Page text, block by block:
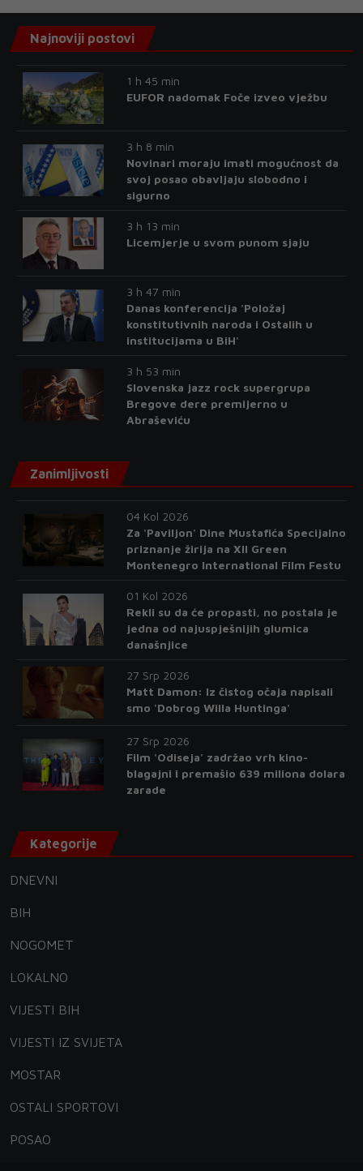
Najnoviji postovi
1 h 45 min
EUFOR nadomak Foče izveo vježbu
3 h 8 min
Novinari moraju imati mogućnost da
svoj posao obavljaju slobodno i
sigurno
3 h 13 min
Licemjerje u svom punom sjaju
3 h 47 min
Danas konferencija 'Položaj
konstitutivnih naroda i Ostalih u
institucijama u BiH'
3 h 53 min
Slovenska jazz rock supergrupa
Bregove dere premijerno u
Abraševiću
Zanimljivosti
04 Kol 2026
Za 'Paviljon' Dine Mustafića Specijalno
priznanje žirija na XII Green
Montenegro International Film Festu
01 Kol 2026
Rekli su da će propasti, no postala je
jedna od najuspješnijih glumica
današnjice
27 Srp 2026
Matt Damon: Iz čistog očaja napisali
smo 'Dobrog Willa Huntinga'
27 Srp 2026
Film 'Odiseja' zadržao vrh kino-
blagajni i premašio 639 miliona dolara
zarade
Kategorije
DNEVNI
BIH
NOGOMET
LOKALNO
VIJESTI BIH
VIJESTI IZ SVIJETA
MOSTAR
OSTALI SPORTOVI
POSAO